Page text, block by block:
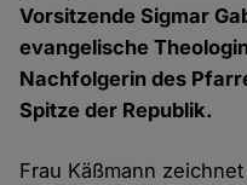
Vorsitzende Sigmar
evangelische
Nachfolgerin des
Spitze der Republik.
Frau Käßmann